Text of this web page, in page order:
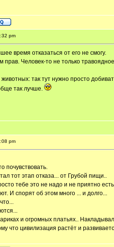
pm
время отказаться от его не смогу.
прав. Человек-то не только
так тут нужно просто
так лучше.
pm
почувствовать.
тот этап отказа... от Грубой пищи..
тебе это не надо и не приятно
И спорят об этом много ... и долго...
и огромных платьях..
что цивилизация растёт и